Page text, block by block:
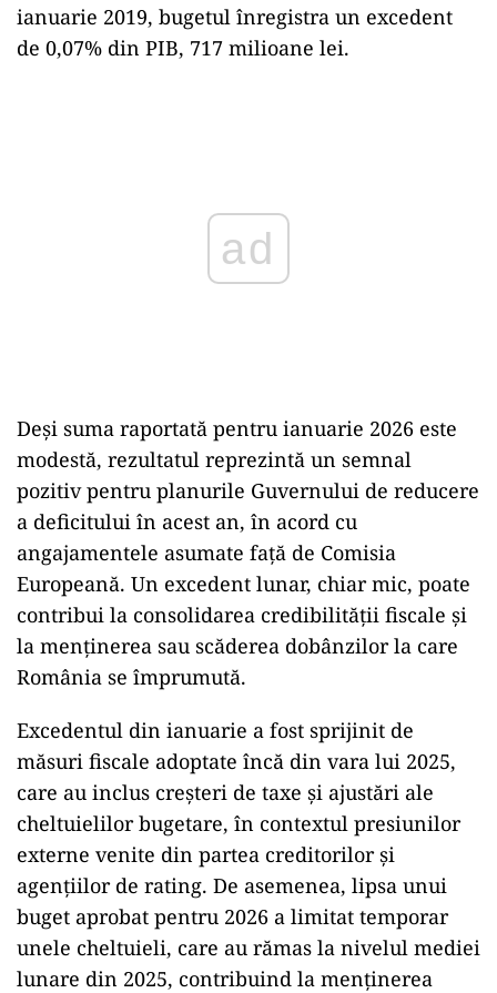
ianuarie 2019, bugetul înregistra un excedent
de 0,07% din PIB, 717 milioane lei.
ad
Deși suma raportată pentru ianuarie 2026 este
modestă, rezultatul reprezintă un semnal
pozitiv pentru planurile Guvernului de reducere
a deficitului în acest an, în acord cu
angajamentele asumate față de Comisia
Europeană. Un excedent lunar, chiar mic, poate
contribui la consolidarea credibilității fiscale și
la menținerea sau scăderea dobânzilor la care
România se împrumută.
Excedentul din ianuarie a fost sprijinit de
măsuri fiscale adoptate încă din vara lui 2025,
care au inclus creșteri de taxe și ajustări ale
cheltuielilor bugetare, în contextul presiunilor
externe venite din partea creditorilor și
agențiilor de rating. De asemenea, lipsa unui
buget aprobat pentru 2026 a limitat temporar
unele cheltuieli, care au rămas la nivelul mediei
lunare din 2025, contribuind la menținerea